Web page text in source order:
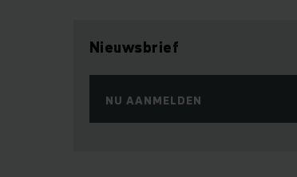
Nieuwsbrief
NU AANMELDEN